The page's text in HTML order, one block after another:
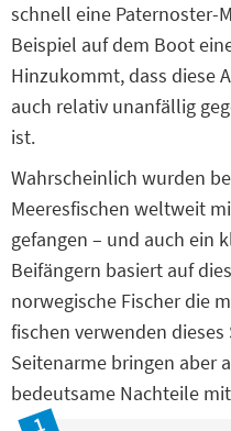
schnell eine Paternoster-
Beispiel auf dem Boot
Hinzukommt, dass diese
auch relativ unanfällig
ist.
Wahrscheinlich wurden
Meeresfischen weltweit
gefangen – und auch ein
Beifängern basiert auf
norwegische Fischer die
fischen verwenden
Seitenarme bringen aber
bedeutsame Nachteile